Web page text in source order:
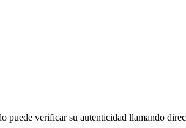
verificar su autenticidad llamando